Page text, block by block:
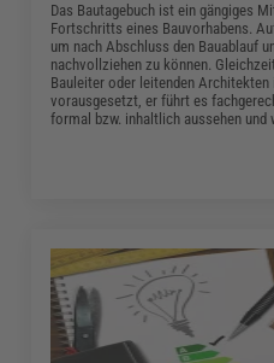
Das Bautagebuch ist ein gängiges
Fortschritts eines Bauvorhabens.
um nach Abschluss den Bauablauf
nachvollziehen zu können.
Bauleiter oder leitenden
vorausgesetzt, er führt es
formal bzw. inhaltlich aussehen und